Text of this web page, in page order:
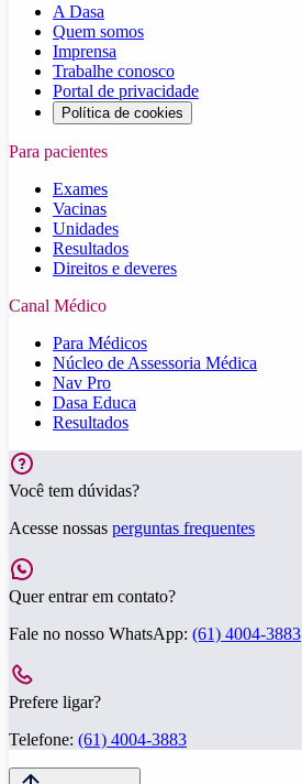
A Dasa
Quem somos
Imprensa
Trabalhe conosco
Portal de privacidade
Política de cookies
Para pacientes
Exames
Vacinas
Unidades
Resultados
Direitos e deveres
Canal Médico
Para Médicos
Núcleo de Assessoria Médica
Nav Pro
Dasa Educa
Resultados
Você tem dúvidas?
Acesse nossas perguntas frequentes
Quer entrar em contato?
Fale no nosso WhatsApp: (61) 4004-3883
Prefere ligar?
Telefone: (61) 4004-3883